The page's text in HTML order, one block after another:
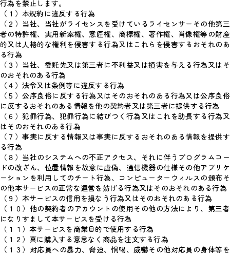
行為を禁止します。
（１）本規約に違反する行為
（２）当社、当社がライセンスを受けているライセンサーその他第三
者の特許権、実用新案権、意匠権、商標権、著作権、肖像権等の財産
的又は人格的な権利を侵害する行為又はこれらを侵害するおそれのあ
る行為
（３）当社、委託先又は第三者に不利益又は損害を与える行為又はそ
のおそれのある行為
（４）法令又は条例等に違反する行為
（５）公序良俗に反する行為又はそのおそれのある行為又は公序良俗
に反するおそれのある情報を他の契約者又は第三者に提供する行為
（６）犯罪行為、犯罪行為に結びつく行為又はこれを助長する行為又
はそのおそれのある行為
（７）事実に反する情報又は事実に反するおそれのある情報を提供す
る行為
（８）当社のシステムへの不正アクセス、それに伴うプログラムコー
ドの改ざん、位置情報を故意に虚偽、通信機器の仕様その他アプリケ
ーションを利用してのチート行為、コンピューターウィルスの頒布そ
の他本サービスの正常な運営を妨げる行為又はそのおそれのある行為
（９）本サービスの信用を損なう行為又はそのおそれのある行為
（１０）他の契約者のアカウントの使用その他の方法により、第三者
になりすまして本サービスを受ける行為
（１１）本サービスを商業目的で使用する行為
（１２）真に購入する意思なく商品を注文する行為
（１３）対応員への暴力、脅迫、恫喝、威嚇その他対応員の身体等を